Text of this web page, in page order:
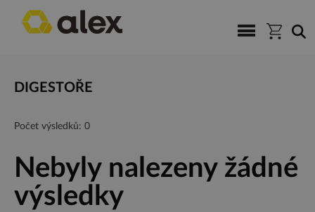
DIGESTOŘE
Počet výsledků: 0
Nebyly nalezeny žádné
výsledky